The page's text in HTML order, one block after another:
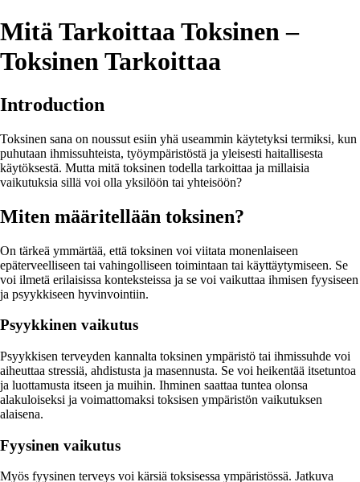
Mitä Tarkoittaa Toksinen –
Toksinen Tarkoittaa
Introduction
Toksinen sana on noussut esiin yhä useammin käytetyksi termiksi, kun
puhutaan ihmissuhteista, työympäristöstä ja yleisesti haitallisesta
käytöksestä. Mutta mitä toksinen todella tarkoittaa ja millaisia
vaikutuksia sillä voi olla yksilöön tai yhteisöön?
Miten määritellään toksinen?
On tärkeä ymmärtää, että toksinen voi viitata monenlaiseen
epäterveelliseen tai vahingolliseen toimintaan tai käyttäytymiseen. Se
voi ilmetä erilaisissa konteksteissa ja se voi vaikuttaa ihmisen fyysiseen
ja psyykkiseen hyvinvointiin.
Psyykkinen vaikutus
Psyykkisen terveyden kannalta toksinen ympäristö tai ihmissuhde voi
aiheuttaa stressiä, ahdistusta ja masennusta. Se voi heikentää itsetuntoa
ja luottamusta itseen ja muihin. Ihminen saattaa tuntea olonsa
alakuloiseksi ja voimattomaksi toksisen ympäristön vaikutuksen
alaisena.
Fyysinen vaikutus
Myös fyysinen terveys voi kärsiä toksisessa ympäristössä. Jatkuva